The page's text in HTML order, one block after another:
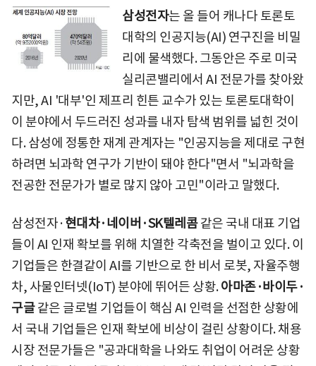
삼성전자는 올 들어 캐나다 토론토
대학의 인공지능(AI) 연구진을 비밀
리에 물색했다. 그동안은 주로 미국
실리콘밸리에서 AI 전문가를 찾아왔
지만, AI '대부'인 제프리 힌튼 교수가 있는 토론토대학이
이 분야에서 두드러진 성과를 내자 탐색 범위를 넓힌 것이
다. 삼성에 정통한 재계 관계자는 "인공지능을 제대로 구현
하려면 뇌과학 연구가 기반이 돼야 한다"면서 "뇌과학을
전공한 전문가가 별로 많지 않아 고민"이라고 말했다.
삼성전자·현대차·네이버·SK텔레콤같은 국내 대표 기업
들이 AI 인재 확보를 위해 치열한 각축전을 벌이고 있다. 이
기업들은 한결같이 AI를 기반으로 한 비서 로봇, 자율주행
차, 사물인터넷(IoT) 분야에 뛰어든 상황.아마존·바이두·
구글같은 글로벌 기업들이 핵심 AI 인력을 선점한 상황에
서 국내 기업들은 인재 확보에 비상이 걸린 상황이다. 채용
시장 전문가들은 "공과대학을 나와도 취업이 어려운 상황